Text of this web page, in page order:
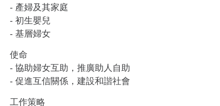
- 產婦及其家庭
- 初生嬰兒
- 基層婦女
使命
- 協助婦女互助，推廣助人自助
- 促進互信關係，建設和諧社會
工作策略